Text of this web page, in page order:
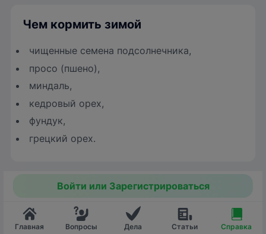
Чем кормить зимой
чищенные семена подсолнечника,
просо (пшено),
миндаль,
кедровый орех,
фундук,
грецкий орех.
Войти или Зарегистрироваться
Главная Вопросы Дела Статьи Справка